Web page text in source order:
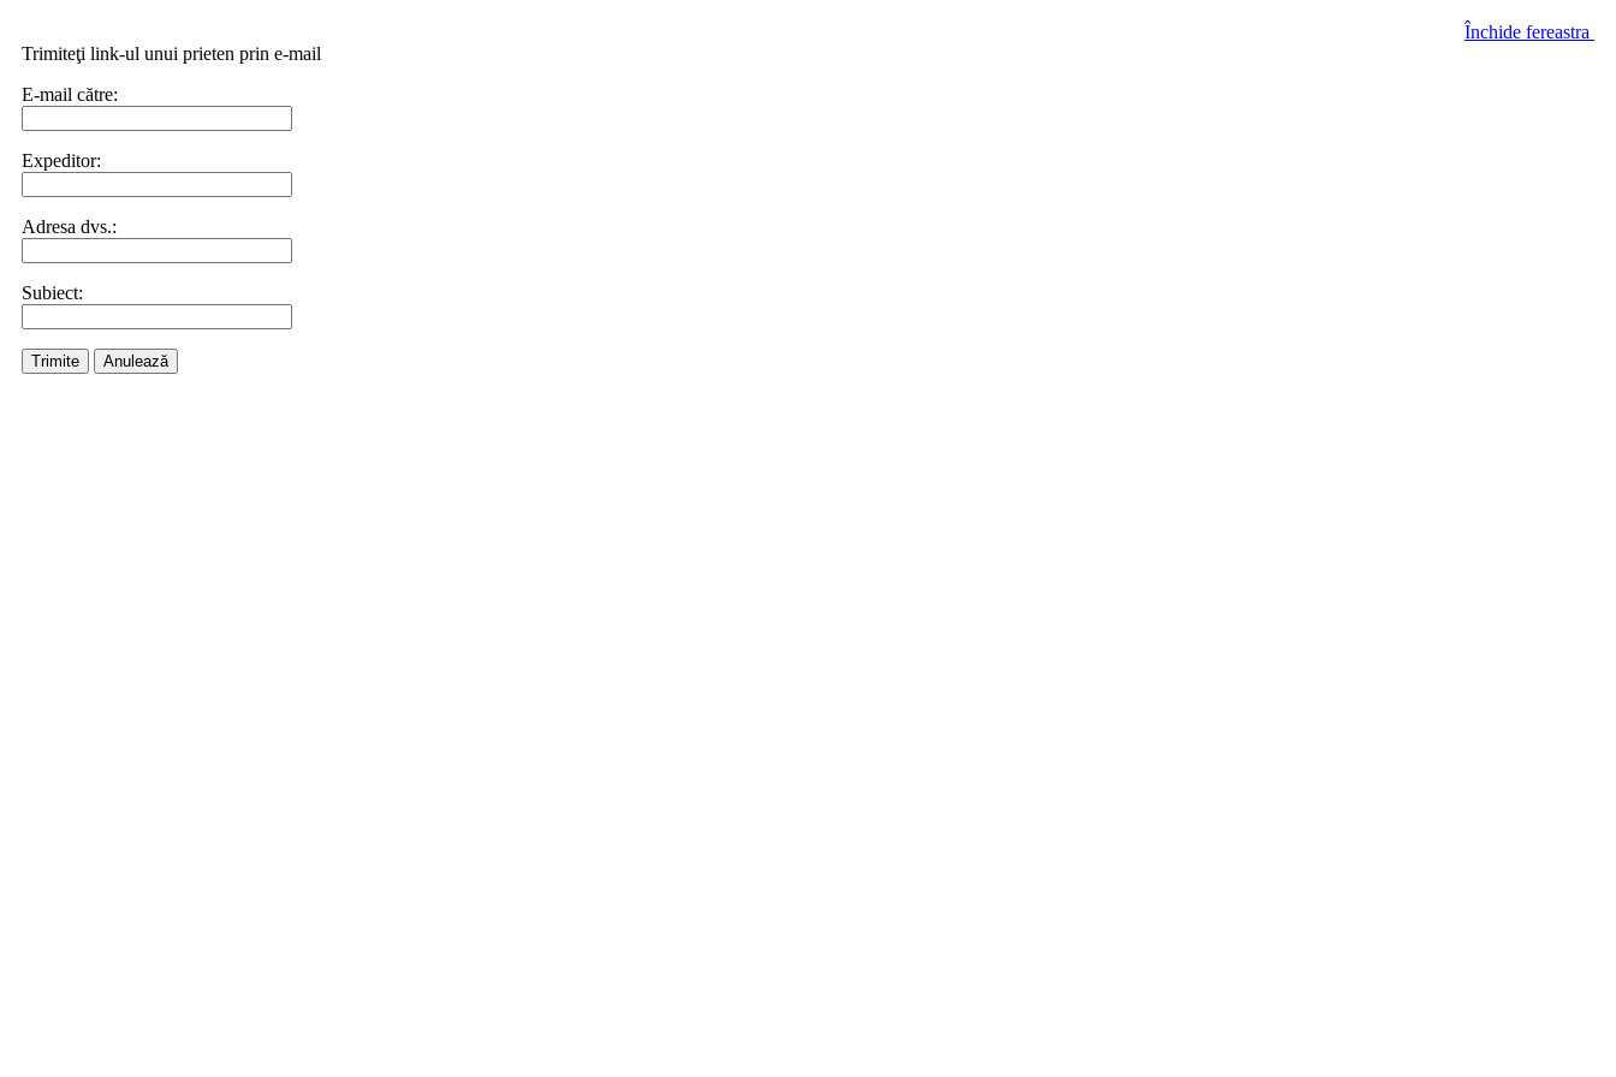
Închide fereastra
Trimiteţi link-ul unui prieten prin e-mail
E-mail către:
Expeditor:
Adresa dvs.:
Subiect:
Trimite Anulează